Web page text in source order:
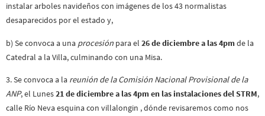
instalar arboles navideños con imágenes de los 43 normalistas
desaparecidos por el estado y,
b) Se convoca a una procesión para el 26 de diciembre a las 4pmde la
Catedral a la Villa, culminando con una Misa.
3. Se convoca a la reunión de la Comisión Nacional Provisional de la
ANP, el Lunes21 de diciembre a las 4pm en las instalaciones del STRM,
calle Río Neva esquina con villalongin , dónde revisaremos como nos